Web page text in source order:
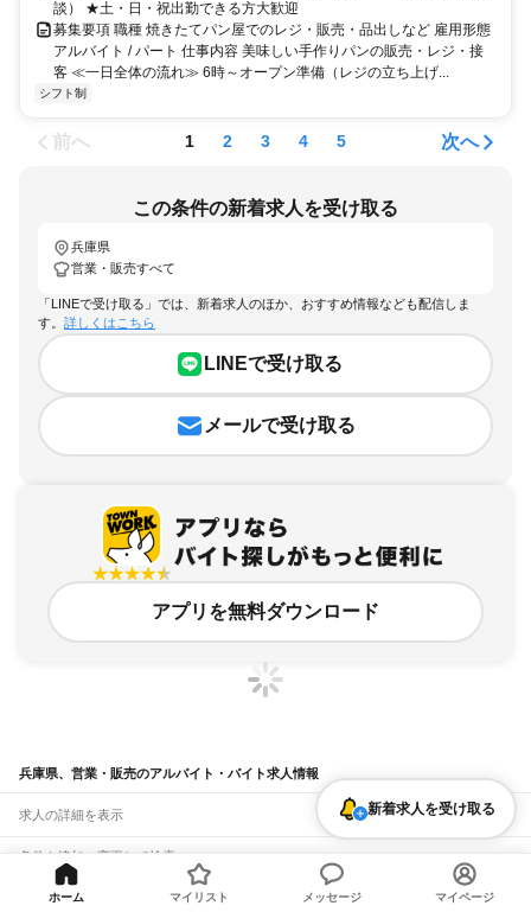
談） ★土・日・祝出勤できる方大歓迎
募集要項 職種 焼きたてパン屋でのレジ・販売・品出しなど 雇用形態
アルバイト / パート 仕事内容 美味しい手作りパンの販売・レジ・接
客 ≪一日全体の流れ≫ 6時～オープン準備（レジの立ち上げ...
シフト制
前へ 1 2 3 4 5 次へ
この条件の新着求人を受け取る
兵庫県
営業・販売すべて
「LINEで受け取る」では、新着求人のほか、おすすめ情報なども配信しま
す。 詳しくはこちら
LINEで受け取る
メールで受け取る
アプリを無料ダウンロード
兵庫県、営業・販売のアルバイト・バイト求人情報
求人の詳細を表示
条件を追加・変更して検索
市区町村を追加・変更
関連キーワード
新着求人を受け取る
ホーム マイリスト メッセージ マイページ